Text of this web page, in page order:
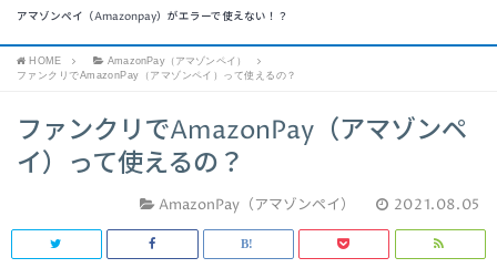
アマゾンペイ（Amazonpay）がエラーで使えない！？
HOME
AmazonPay（アマゾンペイ）
ファンクリでAmazonPay（アマゾンペイ）って使えるの？
ファンクリでAmazonPay（アマゾンペ
イ）って使えるの？
AmazonPay（アマゾンペイ） 2021.08.05